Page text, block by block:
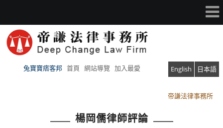
兔寶寶痞客邦 首頁 網站導覽 加入最愛 English 日本語
帝謙法律事務所
楊岡儒律師評論